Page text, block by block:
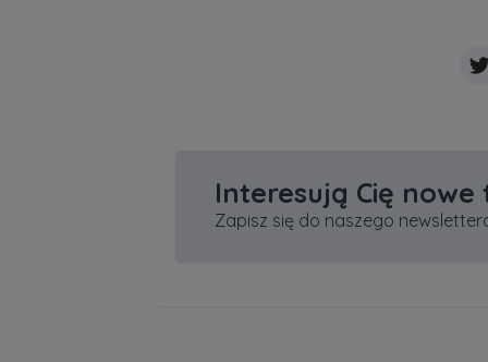
Interesują Cię nowe
Zapisz się do naszego